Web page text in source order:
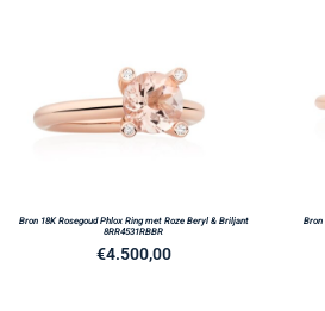
Bron 18K Rosegoud Phlox Ring met Roze Beryl & Briljant
8RR4531RBBR
€4.500,00
Bron